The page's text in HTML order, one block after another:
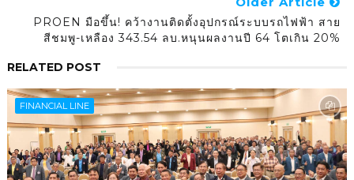
PROEN มือขึ้น! คว้างานติดตั้งอุปกรณ์ระบบรถไฟฟ้า สาย
สีชมพู-เหลือง 343.54 ลบ.หนุนผลงานปี 64 โตเกิน 20%
RELATED POST
FINANCIAL LINE